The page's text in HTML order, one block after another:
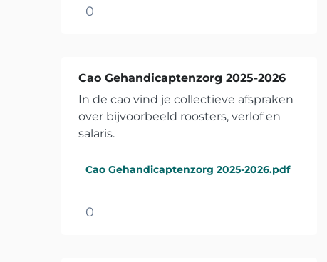
0
Cao Gehandicaptenzorg 2025-2026
In de cao vind je collectieve afspraken
over bijvoorbeeld roosters, verlof en
salaris.
Cao Gehandicaptenzorg 2025-2026.pdf
0